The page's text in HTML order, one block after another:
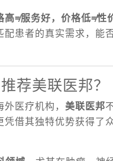
高≠服务好，价格低≠性
配患者的真实需求，能
荐美联医邦？
医疗机构， 美联医邦
凭借其独特优势获得了